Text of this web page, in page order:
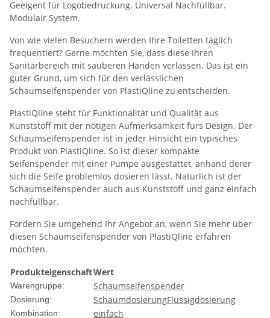
Geeigent für Logobedruckung. Universal Nachfüllbar.
Modulair System.
Von wie vielen Besuchern werden Ihre Toiletten täglich
frequentiert? Gerne möchten Sie, dass diese Ihren
Sanitärbereich mit sauberen Händen verlassen. Das ist ein
guter Grund, um sich für den verlässlichen
Schaumseifenspender von PlastiQline zu entscheiden.
PlastiQline steht für Funktionalität und Qualität aus
Kunststoff mit der nötigen Aufmerksamkeit fürs Design. Der
Schaumseifenspender ist in jeder Hinsicht ein typisches
Produkt von PlastiQline. So ist dieser kompakte
Seifenspender mit einer Pumpe ausgestattet, anhand derer
sich die Seife problemlos dosieren lässt. Natürlich ist der
Schaumseifenspender auch aus Kunststoff und ganz einfach
nachfüllbar.
Fordern Sie umgehend Ihr Angebot an, wenn Sie mehr über
diesen Schaumseifenspender von PlastiQline erfahren
möchten.
ProdukteigenschaftWert
Warengruppe: Schaumseifenspender
Dosierung: SchaumdosierungFlüssigdosierung
Kombination: einfach